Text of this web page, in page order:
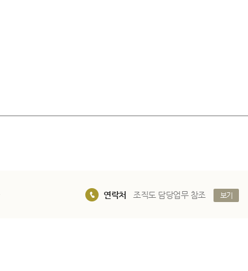
연락처 조직도 담당업무 참조 보기